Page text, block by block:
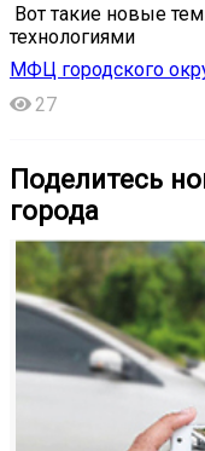
Вот такие новые
технологиями
МФЦ городского
27
Поделитесь
города